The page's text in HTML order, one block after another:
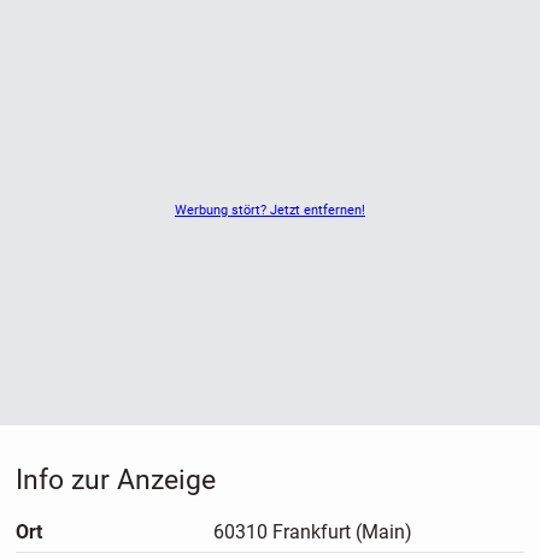
Werbung stört? Jetzt entfernen!
Info zur Anzeige
Ort
60310 Frankfurt (Main)